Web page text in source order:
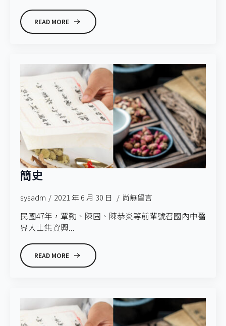
READ MORE
簡史
sysadm 2021 年 6 月 30 日 尚無留言
民國47年，覃勤、陳固、陳恭炎等前輩號召國內中醫
界人士集資興...
READ MORE